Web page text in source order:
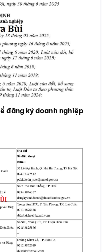
đăng ký doanh nghiệp